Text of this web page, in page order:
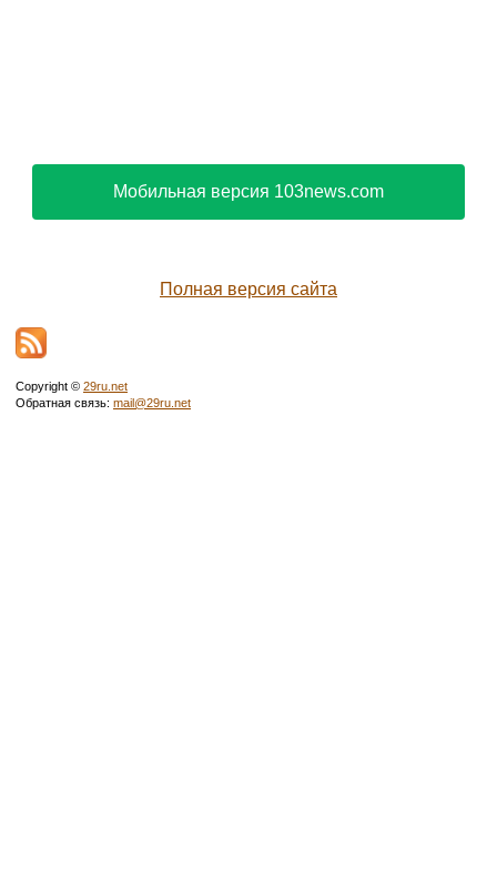
Мобильная версия 103news.com
Полная версия сайта
Copyright © 29ru.net
Обратная связь: mail@29ru.net